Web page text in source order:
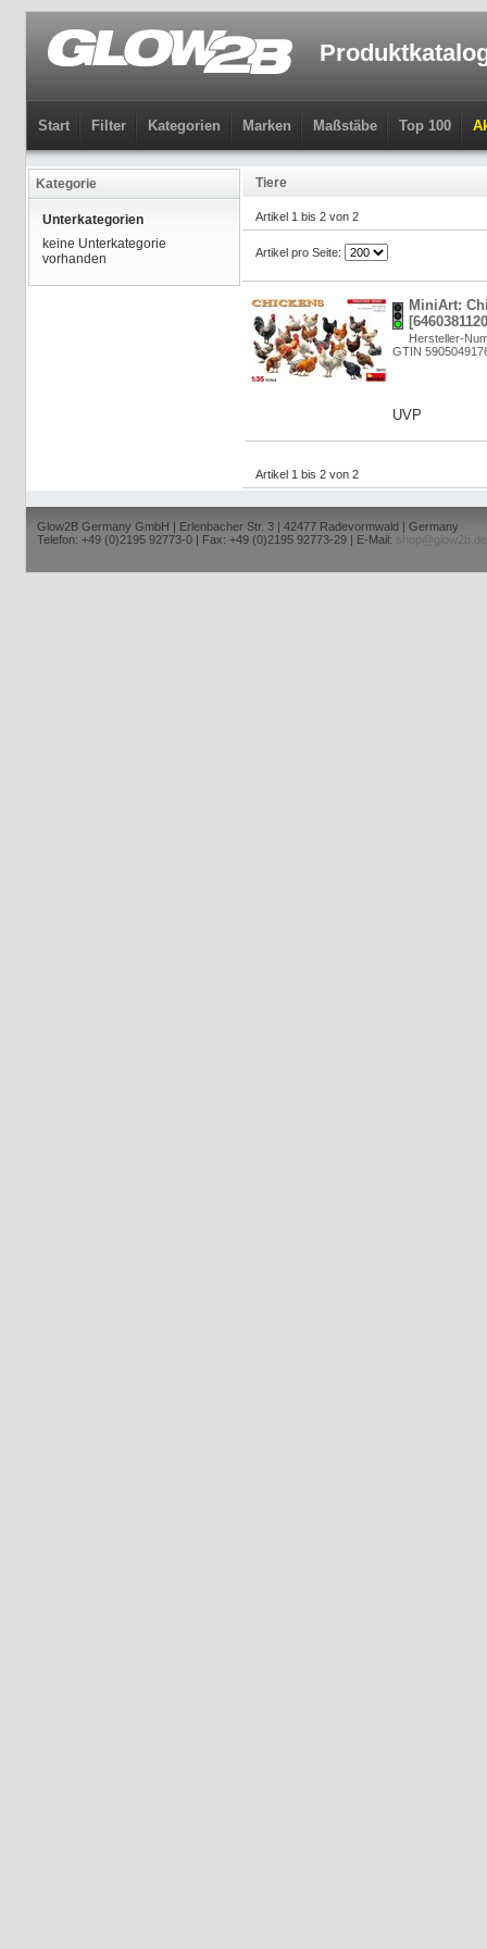
Start Filter Kategorien Marken Maßstäbe Top 100
Kategorie
Unterkategorien
keine Unterkategorie
vorhanden
Tiere
Artikel 1 bis 2 von 2
Artikel pro Seite:
MiniArt:
Hersteller-
GTIN
UVP
Artikel 1 bis 2 von 2
Glow2B Germany GmbH | Erlenbacher Str. 3 | 42477 Radevormwald | Germany
Telefon: +49 (0)2195 92773-0 | Fax: +49 (0)2195 92773-29 | E-Mail:
shop@glow2b.de